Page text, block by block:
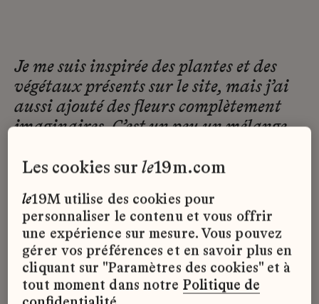
Je me suis inspirée des plantes et des
végétaux présents sur le site, mais j’ai
aussi ajouté des fleurs complètement
imaginaires. C’est un peu un mélange
purement inventé pour amener un peu
les cookies surle19m.com
le19M utilise des cookies pour
personnaliser le contenu et vous offrir
une expérience sur mesure. Vous pouvez
gérer vos préférences et en savoir plus en
cliquant sur "Paramètres des cookies" et à
tout moment dans notre Politique de